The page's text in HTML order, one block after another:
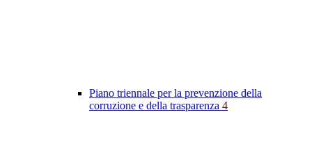
Piano triennale per la prevenzione della
corruzione e della trasparenza 4